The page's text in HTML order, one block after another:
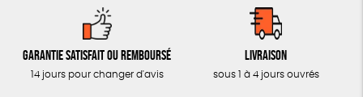
ACCESSOIRES
Garantie satisfait ou remboursé
14 jours pour changer d'avis
Livraison
sous 1 à 4 jours ouvrés